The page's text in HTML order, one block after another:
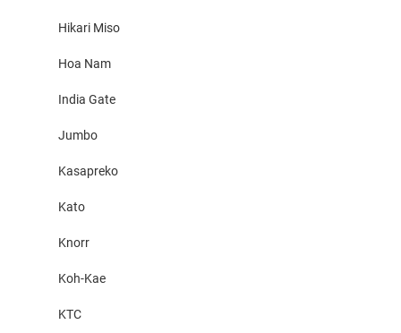
Hikari Miso
Hoa Nam
India Gate
Jumbo
Kasapreko
Kato
Knorr
Koh-Kae
KTC